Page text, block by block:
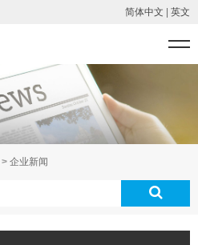
简体中文 英文
> 企业新闻